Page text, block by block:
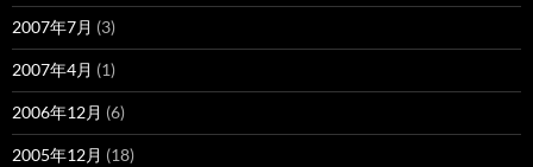
2007年7月 (3)
2007年4月 (1)
2006年12月 (6)
2005年12月 (18)